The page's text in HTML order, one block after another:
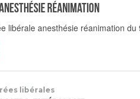
réanimation
libérale anesthésie réanimation du
libérales